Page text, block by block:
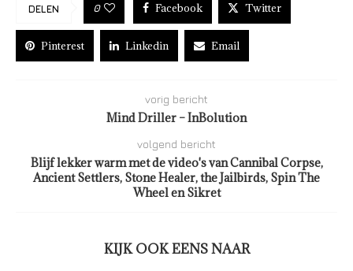
DELEN 0 Facebook Twitter
Pinterest Linkedin Email
vorig bericht
Mind Driller – InBolution
volgend bericht
Blijf lekker warm met de video's van Cannibal Corpse,
Ancient Settlers, Stone Healer, the Jailbirds, Spin The
Wheel en Sikret
KIJK OOK EENS NAAR